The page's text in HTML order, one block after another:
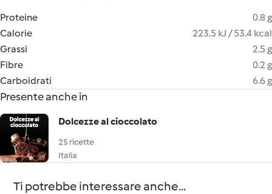
Proteine
0.8 g
Calorie
223.5 kJ / 53.4 kcal
Grassi
2.5 g
Fibre
0.2 g
Carboidrati
6.6 g
Presente anche in
Dolcezze al cioccolato
25 ricette
Italia
Ti potrebbe interessare anche...